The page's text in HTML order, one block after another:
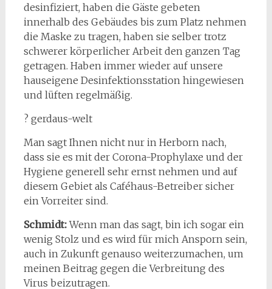
desinfiziert, haben die Gäste gebeten
innerhalb des Gebäudes bis zum Platz nehmen
die Maske zu tragen, haben sie selber trotz
schwerer körperlicher Arbeit den ganzen Tag
getragen. Haben immer wieder auf unsere
hauseigene Desinfektionsstation hingewiesen
und lüften regelmäßig.
? gerdaus-welt
Man sagt Ihnen nicht nur in Herborn nach,
dass sie es mit der Corona-Prophylaxe und der
Hygiene generell sehr ernst nehmen und auf
diesem Gebiet als Caféhaus-Betreiber sicher
ein Vorreiter sind.
Schmidt:Wenn man das sagt, bin ich sogar ein
wenig Stolz und es wird für mich Ansporn sein,
auch in Zukunft genauso weiterzumachen, um
meinen Beitrag gegen die Verbreitung des
Virus beizutragen.